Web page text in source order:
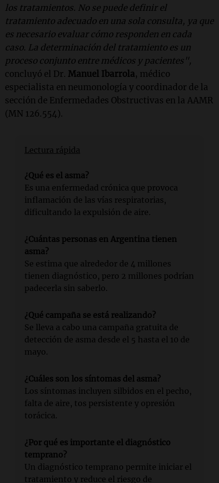
los tratamientos. No se puede definir el
tratamiento adecuado en una sola consulta, ya que
es necesario evaluar cómo responden en cada
caso. La determinación del tratamiento es un
proceso conjunto entre médicos y pacientes",
concluyó el Dr. Manuel Ibarrola, médico
especialista en neumonología y coordinador de la
sección de Enfermedades Obstructivas en la AAMR
(MN 126.554).
Lectura rápida
¿Qué es el asma?
Es una enfermedad crónica que provoca
inflamación de las vías respiratorias,
dificultando la expulsión de aire.
¿Cuántas personas en Argentina tienen
asma?
Se estima que alrededor de 4 millones
tienen diagnóstico, pero 2 millones podrían
padecerla sin saberlo.
¿Qué campaña se está realizando?
Se lleva a cabo una campaña gratuita de
detección de asma desde el 5 hasta el 10 de
mayo.
¿Cuáles son los síntomas del asma?
Los síntomas incluyen silbidos en el pecho,
falta de aire, tos persistente y opresión
torácica.
¿Por qué es importante el diagnóstico
temprano?
Un diagnóstico temprano permite iniciar el
tratamiento y reduce el riesgo de